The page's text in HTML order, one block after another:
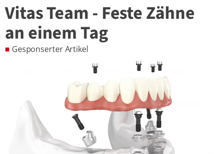
Vitas Team - Feste Zähne
an einem Tag
■ Gesponserter Artikel